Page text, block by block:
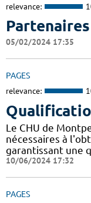
relevance:
05/02/2024 17:35
PAGES
relevance:
Le CHU de
nécessaires à
garantissant une
10/06/2024 17:32
PAGES